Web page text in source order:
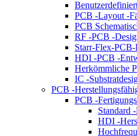
PCB -Layout -
PCB
RF -PCB -
Starr-Flex-
HDI -PCB -
Herkömmliche
IC -
PCB -
PCB -
Standard
HDI -